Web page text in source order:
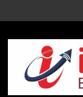
to
content